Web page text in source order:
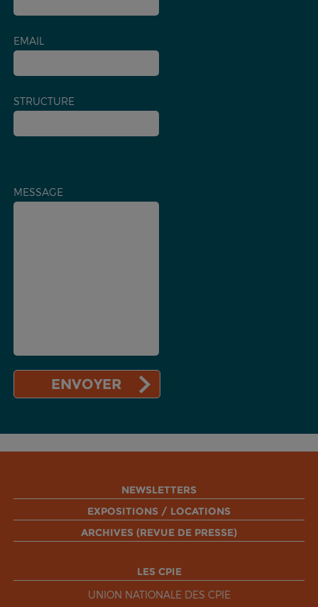
EMAIL
STRUCTURE
MESSAGE
NEWSLETTERS
EXPOSITIONS / LOCATIONS
ARCHIVES (REVUE DE PRESSE)
LES CPIE
UNION NATIONALE DES CPIE